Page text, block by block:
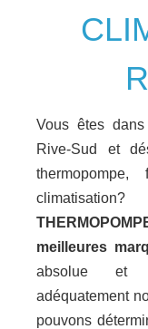
Vous êtes
Rive-Sud et
meilleures
absolue et
adéquatement
pouvons